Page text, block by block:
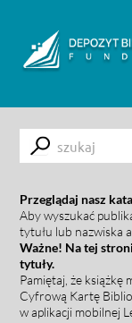
Submit
Przeglądaj nasz
Aby wyszukać
tytułu lub nazwiska
Ważne! Na tej
tytuły.
Pamiętaj, że książkę
Cyfrową Kartę
w aplikacji mobilnej